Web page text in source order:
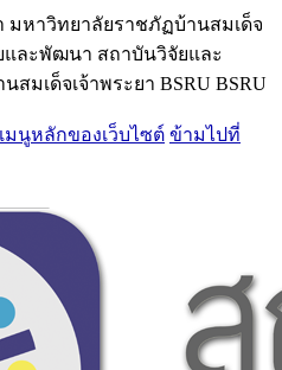
หาวิทยาลัยราชภัฏบ้านสมเด็จ
และพัฒนา สถาบันวิจัยและ
มเด็จเจ้าพระยา BSRU BSRU
มนูหลักของเว็บไซต์ ข้ามไปที่